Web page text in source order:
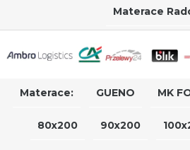
Materace
Materace: GUENO MK
80x200 90x200